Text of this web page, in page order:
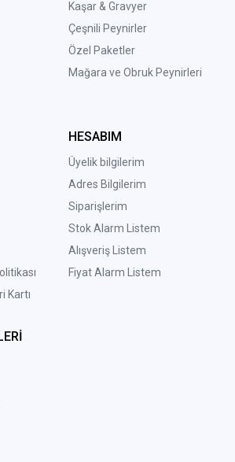
Kaşar & Gravyer
Çeşnili Peynirler
Özel Paketler
Mağara ve Obruk Peynirleri
Kartı
HESABIM
Üyelik bilgilerim
Adres Bilgilerim
Siparişlerim
Stok Alarm Listem
Alışveriş Listem
Fiyat Alarm Listem